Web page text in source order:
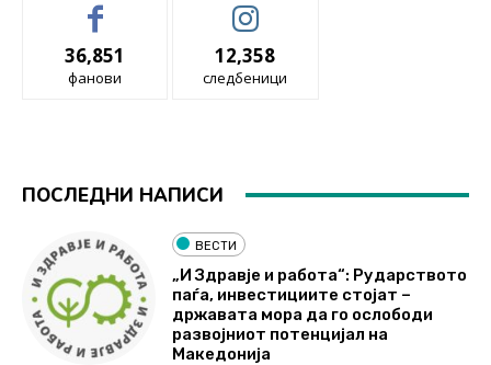
36,851
фанови
12,358
следбеници
ПОСЛЕДНИ НАПИСИ
ВЕСТИ
„И Здравје и работа“: Рударството
паѓа, инвестициите стојат –
државата мора да го ослободи
развојниот потенцијал на
Македонија